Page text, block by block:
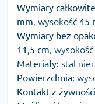
Wymiary
mm, wysokość 45
Wymiary bez
11,5 cm, wysokość
Materiały: stal
Powierzchnia:
Kontakt z